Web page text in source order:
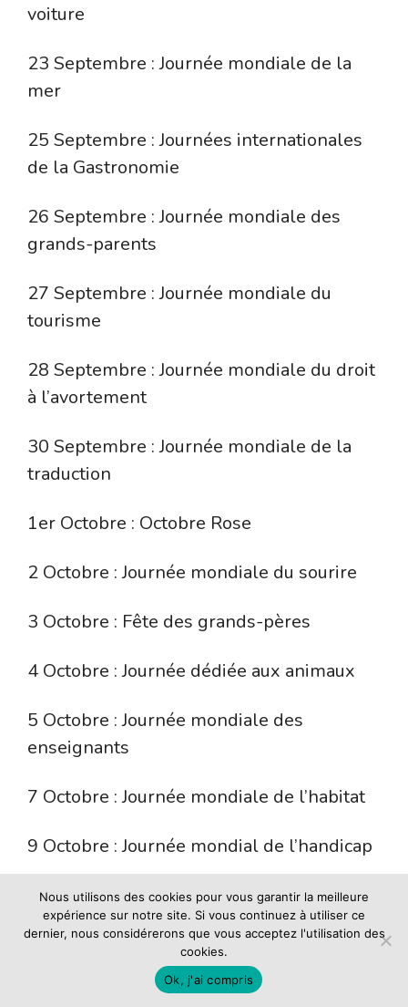
voiture
23 Septembre : Journée mondiale de la
mer
25 Septembre : Journées internationales
de la Gastronomie
26 Septembre : Journée mondiale des
grands-parents
27 Septembre : Journée mondiale du
tourisme
28 Septembre : Journée mondiale du droit
à l’avortement
30 Septembre : Journée mondiale de la
traduction
1er Octobre : Octobre Rose
2 Octobre : Journée mondiale du sourire
3 Octobre : Fête des grands-pères
4 Octobre : Journée dédiée aux animaux
5 Octobre : Journée mondiale des
enseignants
7 Octobre : Journée mondiale de l’habitat
9 Octobre : Journée mondial de l’handicap
10 Octobre : Journée mondiale de l’œuf
11 Octobre : Journée internationale des
Nous utilisons des cookies pour vous garantir la meilleure
expérience sur notre site. Si vous continuez à utiliser ce
dernier, nous considérerons que vous acceptez l'utilisation des
cookies.
Ok, j'ai compris